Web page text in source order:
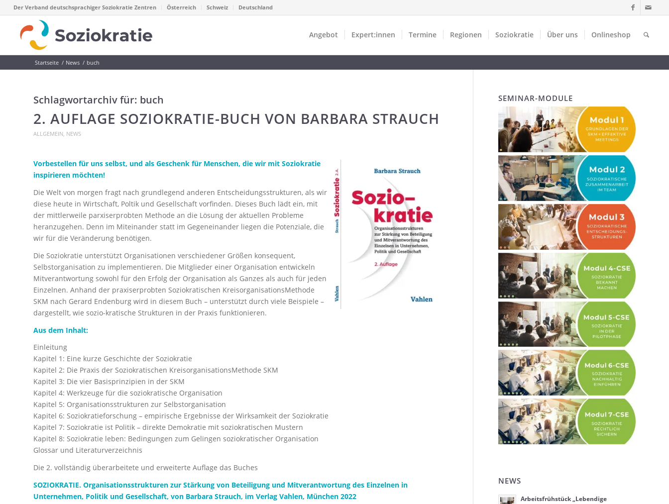
Der Verband deutschsprachiger Soziokratie Zentren Österreich Schweiz Deutschland
Angebot Expert:innen Termine Regionen Soziokratie Über uns Onlineshop
Startseite / News / buch
Schlagwortarchiv für: buch
2. AUFLAGE SOZIOKRATIE-BUCH VON BARBARA STRAUCH
ALLGEMEIN, NEWS
Vorbestellen für uns selbst, und als Geschenk für Menschen, die wir mit Soziokratie
inspirieren möchten!
Die Welt von morgen fragt nach grundlegend anderen Entscheidungsstrukturen, als wir
diese heute in Wirtschaft, Poltik und Gesellschaft vorfinden. Dieses Buch lädt ein, mit
der mittlerweile parxiserprobten Methode an die Lösung der aktuellen Probleme
heranzugehen. Denn im Miteinander statt im Gegeneinander liegen die Potenziale, die
wir für die Veränderung benötigen.
Die Soziokratie unterstützt Organisationen verschiedener Größen konsequent,
Selbstorganisation zu implementieren. Die Mitglieder einer Organisation entwickeln
Mitverantwortung sowohl für den Erfolg der Organisation als Ganzes als auch für jeden
Einzelnen. Anhand der praxiserprobten Soziokratischen KreisorganisationsMethode
SKM nach Gerard Endenburg wird in diesem Buch – unterstützt durch viele Beispiele –
dargestellt, wie sozio-kratische Strukturen in der Praxis funktionieren.
Aus dem Inhalt:
Einleitung
Kapitel 1: Eine kurze Geschichte der Soziokratie
Kapitel 2: Die Praxis der Soziokratischen KreisorganisationsMethode SKM
Kapitel 3: Die vier Basisprinzipien in der SKM
Kapitel 4: Werkzeuge für die soziokratische Organisation
Kapitel 5: Organisationsstrukturen zur Selbstorganisation
Kapitel 6: Soziokratieforschung – empirische Ergebnisse der Wirksamkeit der Soziokratie
Kapitel 7: Soziokratie ist Politik – direkte Demokratie mit soziokratischen Mustern
Kapitel 8: Soziokratie leben: Bedingungen zum Gelingen soziokratischer Organisation
Glossar und Literaturverzeichnis
Die 2. vollständig überarbeitete und erweiterte Auflage das Buches
SOZIOKRATIE. Organisationsstrukturen zur Stärkung von Beteiligung und Mitverantwortung des Einzelnen in
Unternehmen, Politik und Gesellschaft, von Barbara Strauch, im Verlag Vahlen, München 2022
SEMINAR-MODULE
NEWS
Arbeitsfrühstück „Lebendige